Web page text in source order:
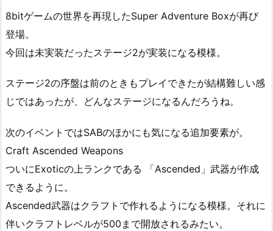
8bitゲームの世界を再現したSuper Adventure Boxが再び
登場。
今回は未実装だったステージ2が実装になる模様。
ステージ2の序盤は前のときもプレイできたが結構難しい感
じではあったが、どんなステージになるんだろうね。
次のイベントではSABのほかにも気になる追加要素が。
Craft Ascended Weapons
ついにExoticの上ランクである 「Ascended」武器が作成
できるように。
Ascended武器はクラフトで作れるようになる模様。それに
伴いクラフトレベルが500まで開放されるみたい。